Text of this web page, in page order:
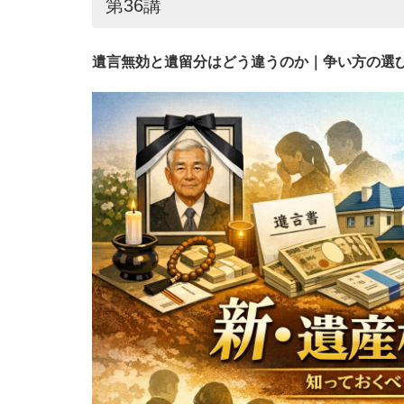
第36講
遺言無効と遺留分はどう違うのか｜争い方の選